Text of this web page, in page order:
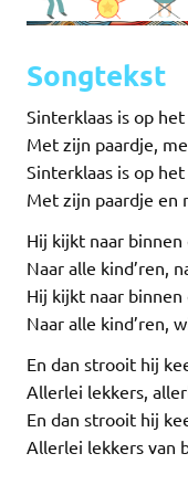
Songtekst
Sinterklaas is op het
Met zijn paardje,
Sinterklaas is op het
Met zijn paardje en
Hij kijkt naar
Naar alle kind’ren,
Hij kijkt naar
Naar alle kind’ren,
En dan strooit hij
Allerlei lekkers,
En dan strooit hij
Allerlei lekkers van